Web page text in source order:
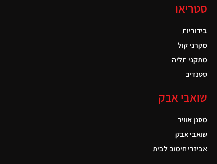
סטריאו
בידוריות
מקרני קול
מתקני תליה
סטנדים
שואבי אבק
מסנן אוויר
שואבי אבק
אביזרי חימום לבית